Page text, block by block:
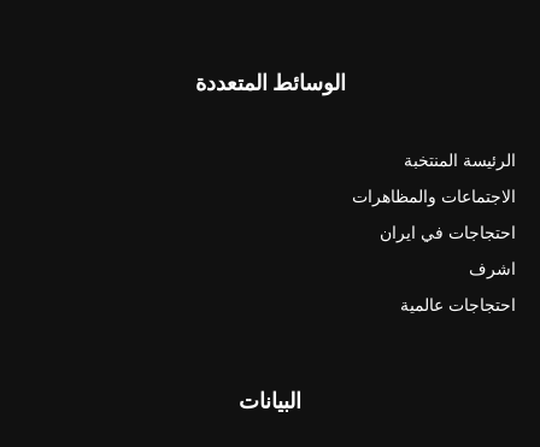
الوسائط المتعددة
الرئيسة المنتخبة
الاجتماعات والمظاهرات
احتجاجات في ايران
اشرف
احتجاجات عالمية
البيانات